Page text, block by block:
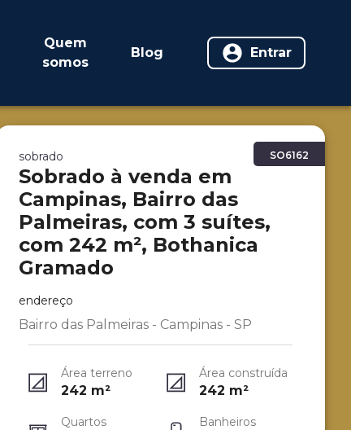
Quem
somos
Blog Entrar
SO6162
sobrado
Sobrado à venda em
Campinas, Bairro das
Palmeiras, com 3 suítes,
com 242 m², Bothanica
Gramado
endereço
Bairro das Palmeiras - Campinas - SP
Área terreno
242 m²
Área construída
242 m²
Quartos Banheiros